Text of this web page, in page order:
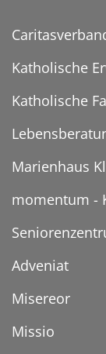
Katholische
Katholische
Marienhaus
momentum -
Adveniat
Misereor
Missio